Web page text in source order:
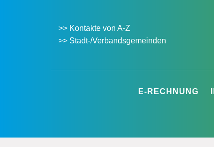
>> Kontakte von A-Z
>> Stadt-/Verbandsgemeinden
E-RECHNUNG